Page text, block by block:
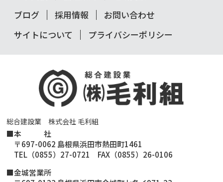
総合建設業 株式会社 毛利組
■本 社
〒697-0062 島根県浜田市熱田町1461
TEL（0855）27-0721 FAX（0855）26-0106
■金城営業所
ブログ
採用情報
お問い合わせ
サイトについて
プライバシーポリシー